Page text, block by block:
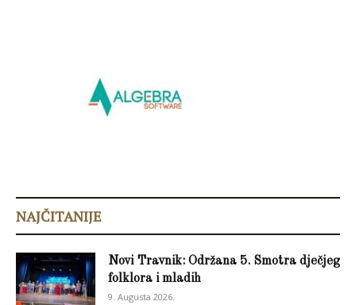
NAJČITANIJE
Novi Travnik: Održana 5. Smotra dječjeg
folklora i mladih
9. Augusta 2026.